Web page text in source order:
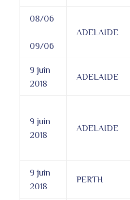
08/06
-
09/06
ADELAIDE
9 juin
2018
ADELAIDE
9 juin
2018
ADELAIDE
9 juin
2018
PERTH